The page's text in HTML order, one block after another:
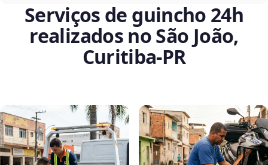
Serviços de guincho 24h
realizados no São João,
Curitiba‑PR